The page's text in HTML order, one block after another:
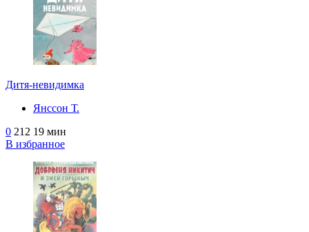
Дитя-невидимка
Янссон Т.
0 212 19 мин
В избранное